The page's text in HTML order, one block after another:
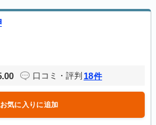
口コミ・評判 18件
お気に入りに追加